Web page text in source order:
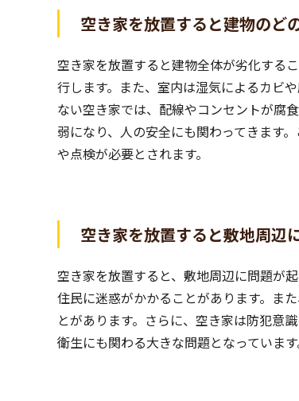
空き家を放置すると建物のど
空き家を放置すると建物全体が劣化する
行します。また、室内は湿気によるカビ
ない空き家では、配線やコンセントが腐
弱になり、人の安全にも関わってきます
や点検が必要とされます。
空き家を放置すると敷地周辺
空き家を放置すると、敷地周辺に問題が
住民に迷惑がかかることがあります。ま
とがあります。さらに、空き家は防犯意
衛生にも関わる大きな問題となっていま